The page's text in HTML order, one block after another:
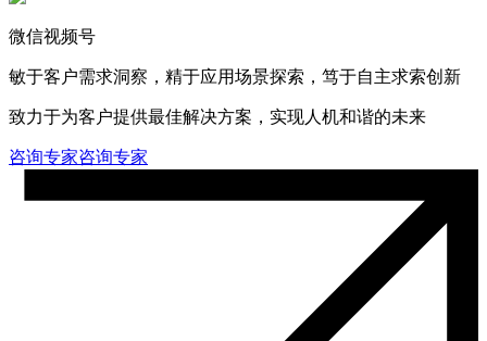
微信视频号
敏于客户需求洞察，精于应用场景探索，笃于自主求索创新
致力于为客户提供最佳解决方案，实现人机和谐的未来
咨询专家咨询专家